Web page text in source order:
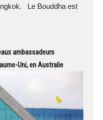
Le Bouddha est
ambassadeurs
Uni, en Australie